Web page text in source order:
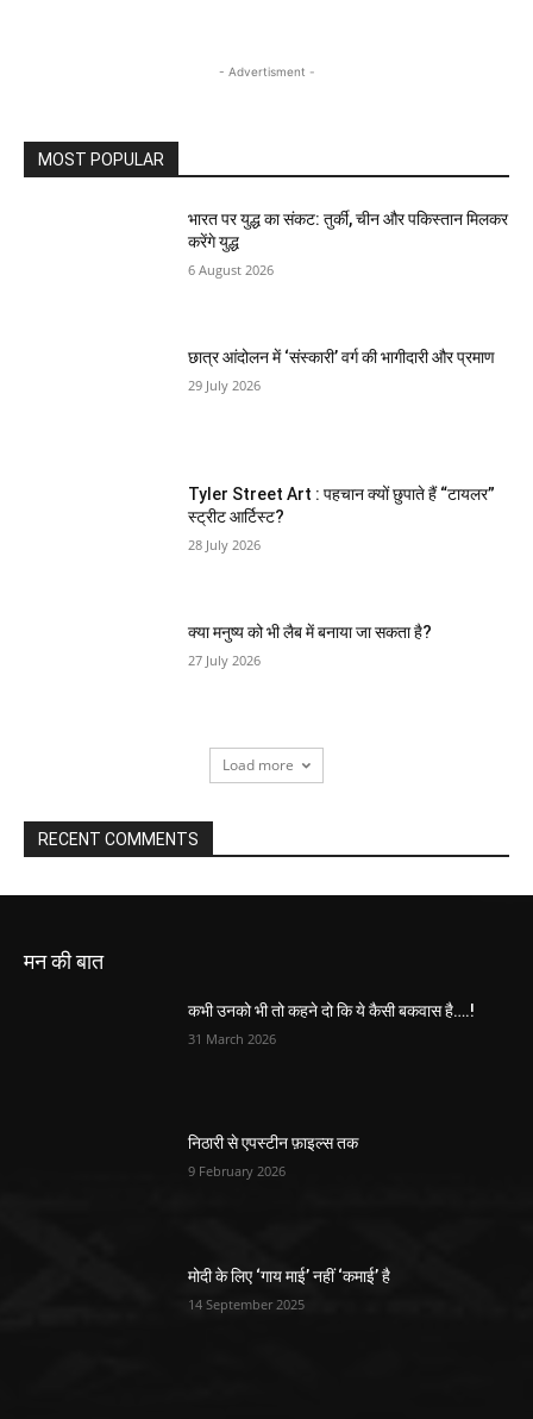
- Advertisment -
MOST POPULAR
भारत पर युद्ध का संकट: तुर्की, चीन और पकिस्तान मिलकर
करेंगे युद्ध
6 August 2026
छात्र आंदोलन में ‘संस्कारी’ वर्ग की भागीदारी और प्रमाण
29 July 2026
Tyler Street Art : पहचान क्यों छुपाते हैं “टायलर”
स्ट्रीट आर्टिस्ट?
28 July 2026
क्या मनुष्य को भी लैब में बनाया जा सकता है?
27 July 2026
Load more
RECENT COMMENTS
मन की बात
कभी उनको भी तो कहने दो कि ये कैसी बकवास है….!
31 March 2026
निठारी से एपस्टीन फ़ाइल्स तक
9 February 2026
मोदी के लिए ‘गाय माई’ नहीं ‘कमाई’ है
14 September 2025